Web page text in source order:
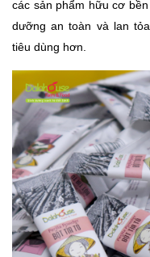
các sản phẩm hữu cơ
dưỡng an toàn và lan
tiêu dùng hơn.